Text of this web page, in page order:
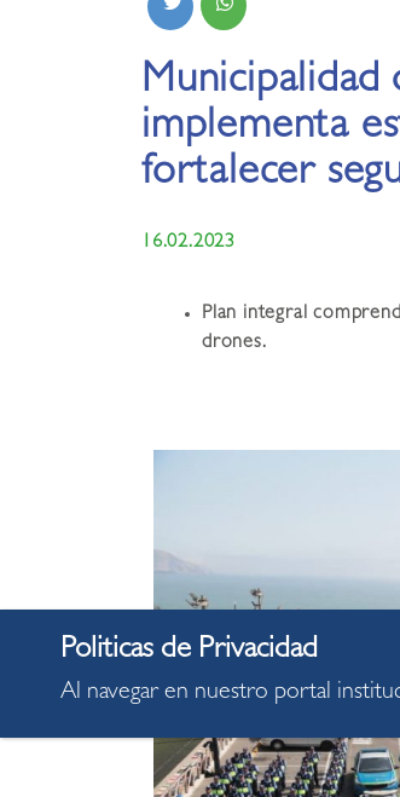
implementa
fortalecer
16.02.2023
Plan integral
drones.
Al navegar en nuestro portal